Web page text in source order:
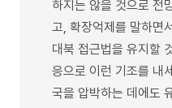
하지는 않을 것으로 전
고, 확장억제를 말하면
대북 접근법을 유지할
응으로 이런 기조를 내
국을 압박하는 데에도